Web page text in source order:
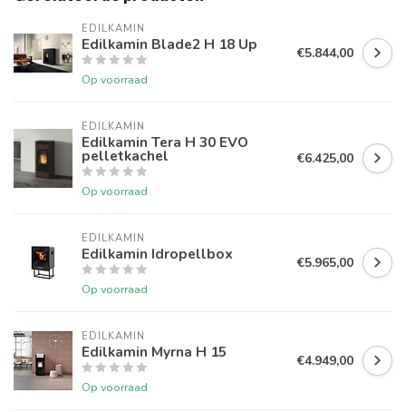
EDILKAMIN
Edilkamin Blade2 H 18 Up
Op voorraad
€5.844,00
EDILKAMIN
Edilkamin Tera H 30 EVO
pelletkachel
Op voorraad
€6.425,00
EDILKAMIN
Edilkamin Idropellbox
Op voorraad
€5.965,00
EDILKAMIN
Edilkamin Myrna H 15
Op voorraad
€4.949,00